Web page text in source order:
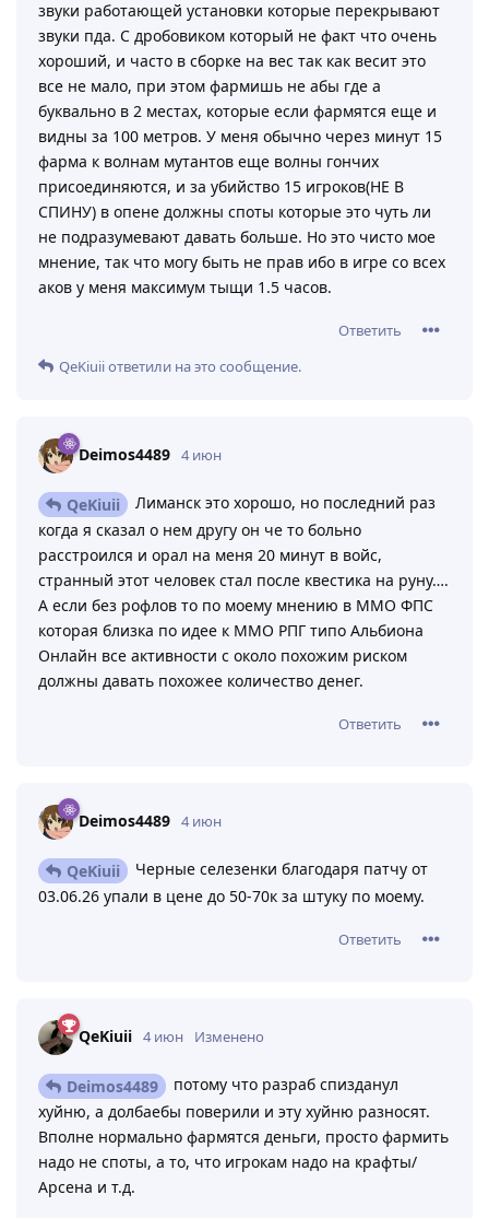
звуки работающей установки которые перекрывают
звуки пда. С дробовиком который не факт что очень
хороший, и часто в сборке на вес так как весит это
все не мало, при этом фармишь не абы где а
буквально в 2 местах, которые если фармятся еще и
видны за 100 метров. У меня обычно через минут 15
фарма к волнам мутантов еще волны гончих
присоединяются, и за убийство 15 игроков(НЕ В
СПИНУ) в опене должны споты которые это чуть ли
не подразумевают давать больше. Но это чисто мое
мнение, так что могу быть не прав ибо в игре со всех
аков у меня максимум тыщи 1.5 часов.
Ответить
QeKiuiiответили на это сообщение.
Deimos4489 4 июн
QeKiuii
Лиманск это хорошо, но последний раз
когда я сказал о нем другу он че то больно
расстроился и орал на меня 20 минут в войс,
странный этот человек стал после квестика на руну….
А если без рофлов то по моему мнению в ММО ФПС
которая близка по идее к ММО РПГ типо Альбиона
Онлайн все активности с около похожим риском
должны давать похожее количество денег.
Ответить
Deimos4489 4 июн
QeKiuii
Черные селезенки благодаря патчу от
03.06.26 упали в цене до 50-70к за штуку по моему.
Ответить
QeKiuii 4 июн Изменено
Deimos4489
потому что разраб спизданул
хуйню, а долбаебы поверили и эту хуйню разносят.
Вполне нормально фармятся деньги, просто фармить
надо не споты, а то, что игрокам надо на крафты/
Арсена и т.д.